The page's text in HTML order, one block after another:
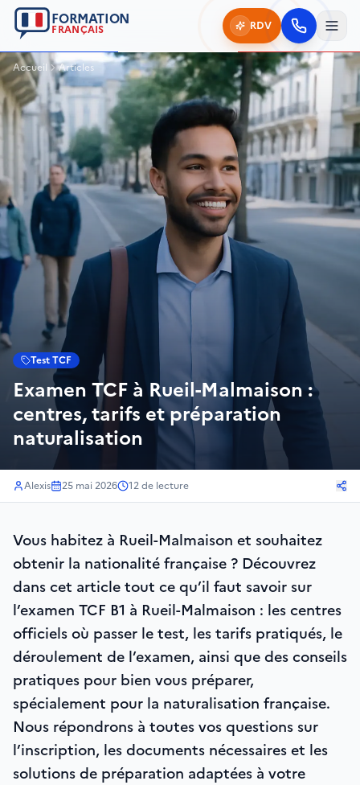
FORMATION
FRANÇAIS RDV
Accueil Articles
Test TCF
Examen TCF à Rueil-Malmaison :
centres, tarifs et préparation
naturalisation
Alexis 25 mai 2026 12de lecture
Vous habitez à Rueil-Malmaison et souhaitez
obtenir la nationalité française ? Découvrez
dans cet article tout ce qu’il faut savoir sur
l’examen TCF B1 à Rueil-Malmaison : les centres
officiels où passer le test, les tarifs pratiqués, le
déroulement de l’examen, ainsi que des conseils
pratiques pour bien vous préparer,
spécialement pour la naturalisation française.
Nous répondrons à toutes vos questions sur
l’inscription, les documents nécessaires et les
solutions de préparation adaptées à votre